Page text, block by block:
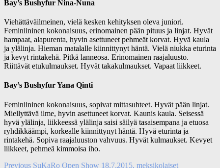
Bay’s Bushyfur Nina-Nuna
Viehättäväilmeinen, vielä kesken kehityksen oleva juniori.
Feminiininen kokonaisuus, erinomainen pään pituus ja linjat. Hyvät
hampaat, alapurenta, hyvin asettuneet pehmeät korvat. Hyvä kaula
ja ylälinja. Hieman matalalle kiinnittynyt häntä. Vielä niukka eturinta
ja kevyt rintakehä. Pitkä lanneosa. Erinomainen raajaluusto.
Riittävät etukulmaukset. Hyvät takakulmaukset. Vapaat liikkeet.
Bay’s Bushyfur Yana Qinti
Feminiininen kokonaisuus, sopivat mittasuhteet. Hyvät pään linjat.
Miellyttävä ilme, hyvin asettuneet korvat. Kaunis kaula. Seisessä
hyvä ylälinja, liikkeessä ylälinja saisi säilyä tasaisempana ja etuosa
ryhdikkäämpi, korkealle kiinnittynyt häntä. Hyvä eturinta ja
rintakehä. Sopiva raajaluuston vahvuus. Hyvät kulmaukset. Kevyet
liikkeet, pehmeä kimmoisa iho.
Previous Previous
SuKaRo Open Show 18.7.2015, meksikolaiset